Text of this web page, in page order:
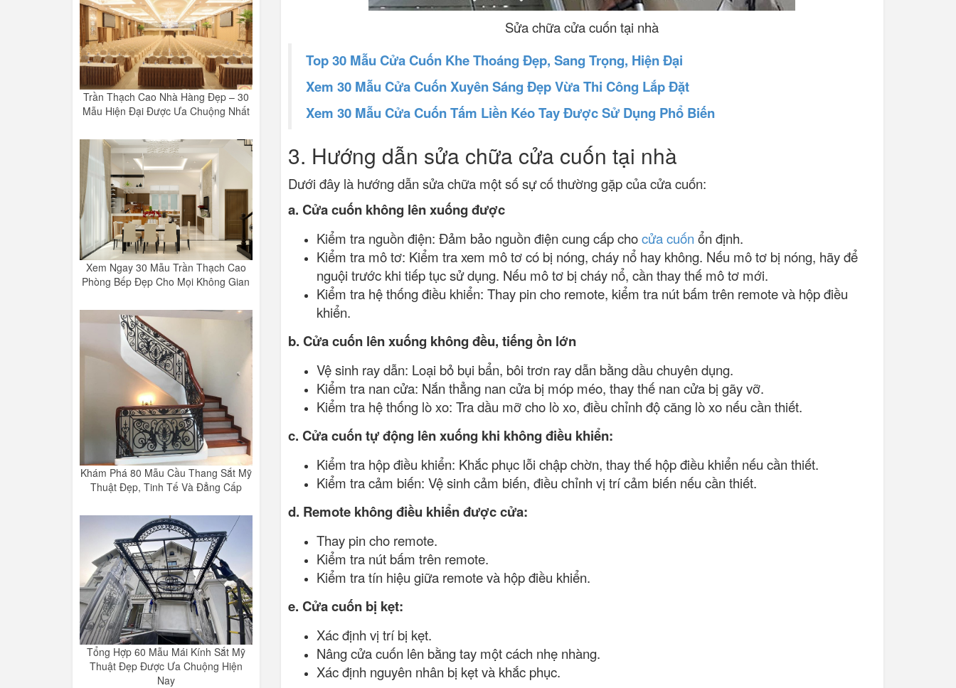
Trần Thạch Cao Nhà Hàng Đẹp – 30
Mẫu Hiện Đại Được Ưa Chuộng Nhất
Xem Ngay 30 Mẫu Trần Thạch Cao
Phòng Bếp Đẹp Cho Mọi Không Gian
Khám Phá 80 Mẫu Cầu Thang Sắt Mỹ
Thuật Đẹp, Tinh Tế Và Đẳng Cấp
Tổng Hợp 60 Mẫu Mái Kính Sắt Mỹ
Thuật Đẹp Được Ưa Chuộng Hiện
Nay
Sửa chữa cửa cuốn tại nhà
Top 30 Mẫu Cửa Cuốn Khe Thoáng Đẹp, Sang Trọng, Hiện Đại
Xem 30 Mẫu Cửa Cuốn Xuyên Sáng Đẹp Vừa Thi Công Lắp Đặt
Xem 30 Mẫu Cửa Cuốn Tấm Liền Kéo Tay Được Sử Dụng Phổ Biến
3. Hướng dẫn sửa chữa cửa cuốn tại nhà
Dưới đây là hướng dẫn sửa chữa một số sự cố thường gặp của cửa cuốn:
a. Cửa cuốn không lên xuống được
Kiểm tra nguồn điện: Đảm bảo nguồn điện cung cấp chocửa cuốn ổn định.
Kiểm tra mô tơ: Kiểm tra xem mô tơ có bị nóng, cháy nổ hay không. Nếu mô tơ bị nóng, hãy để
nguội trước khi tiếp tục sử dụng. Nếu mô tơ bị cháy nổ, cần thay thế mô tơ mới.
Kiểm tra hệ thống điều khiển: Thay pin cho remote, kiểm tra nút bấm trên remote và hộp điều
khiển.
b. Cửa cuốn lên xuống không đều, tiếng ồn lớn
Vệ sinh ray dẫn: Loại bỏ bụi bẩn, bôi trơn ray dẫn bằng dầu chuyên dụng.
Kiểm tra nan cửa: Nắn thẳng nan cửa bị móp méo, thay thế nan cửa bị gãy vỡ.
Kiểm tra hệ thống lò xo: Tra dầu mỡ cho lò xo, điều chỉnh độ căng lò xo nếu cần thiết.
c. Cửa cuốn tự động lên xuống khi không điều khiển:
Kiểm tra hộp điều khiển: Khắc phục lỗi chập chờn, thay thế hộp điều khiển nếu cần thiết.
Kiểm tra cảm biến: Vệ sinh cảm biến, điều chỉnh vị trí cảm biến nếu cần thiết.
d. Remote không điều khiển được cửa:
Thay pin cho remote.
Kiểm tra nút bấm trên remote.
Kiểm tra tín hiệu giữa remote và hộp điều khiển.
e. Cửa cuốn bị kẹt:
Xác định vị trí bị kẹt.
Nâng cửa cuốn lên bằng tay một cách nhẹ nhàng.
Xác định nguyên nhân bị kẹt và khắc phục.